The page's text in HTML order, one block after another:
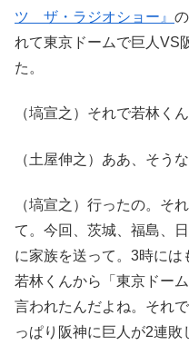
ツ ザ・ラジオショー』
れて東京ドームで巨人VS
た。
（塙宣之）それで若林く
（土屋伸之）ああ、そう
（塙宣之）行ったの。そ
て。今回、茨城、福島、
に家族を送って。3時には
若林くんから「東京ドー
言われたんだよね。それ
っぱり阪神に巨人が2連敗